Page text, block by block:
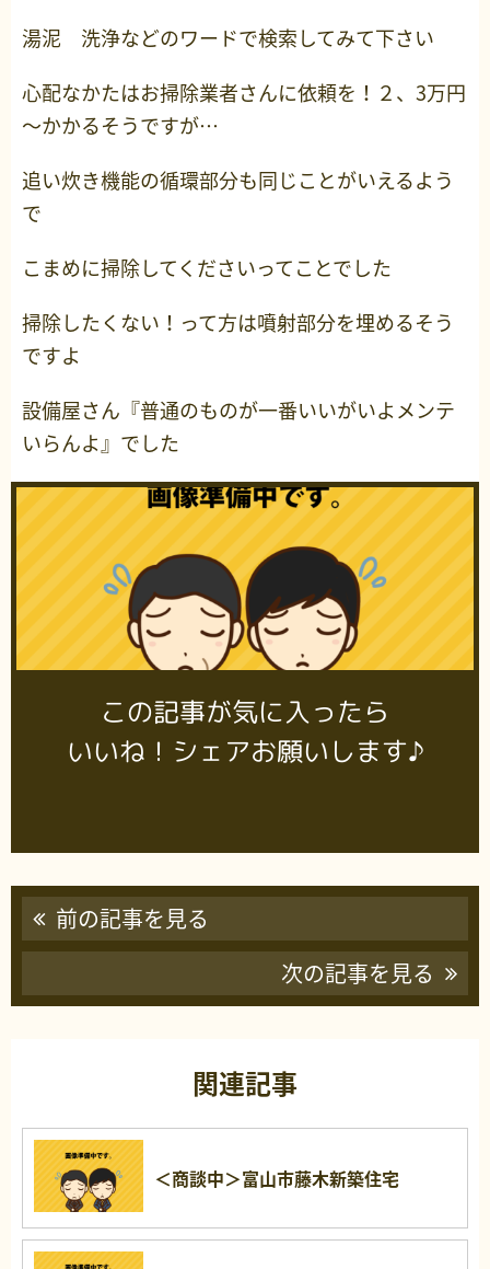
湯泥 洗浄などのワードで検索してみて下さい
心配なかたはお掃除業者さんに依頼を！２、3万円
～かかるそうですが…
追い炊き機能の循環部分も同じことがいえるよう
で
こまめに掃除してくださいってことでした
掃除したくない！って方は噴射部分を埋めるそう
ですよ
設備屋さん『普通のものが一番いいがいよメンテ
いらんよ』でした
この記事が気に入ったら
いいね！シェアお願いします♪
前の記事を見る
次の記事を見る
関連記事
＜商談中＞富山市藤木新築住宅